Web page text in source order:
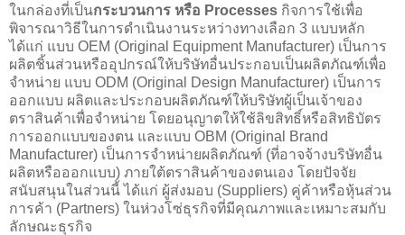
ในกล่องที่เป็นกระบวนการ หรือ Processes กิจการใช้เพื่อ
พิจารณาวิธีในการดำเนินงานระหว่างทางเลือก 3 แบบหลัก
ได้แก่ แบบ OEM (Original Equipment Manufacturer) เป็นการ
ผลิตชิ้นส่วนหรืออุปกรณ์ให้บริษัทอื่นประกอบเป็นผลิตภัณฑ์เพื่อ
จำหน่าย แบบ ODM (Original Design Manufacturer) เป็นการ
ออกแบบ ผลิตและประกอบผลิตภัณฑ์ให้บริษัทผู้เป็นเจ้าของ
ตราสินค้าเพื่อจำหน่าย โดยอนุญาตให้ใช้ลิขสิทธิ์หรือสิทธิบัตร
การออกแบบของตน และแบบ OBM (Original Brand
Manufacturer) เป็นการจำหน่ายผลิตภัณฑ์ (ที่อาจจ้างบริษัทอื่น
ผลิตหรือออกแบบ) ภายใต้ตราสินค้าของตนเอง โดยปัจจัย
สนับสนุนในส่วนนี้ ได้แก่ ผู้ส่งมอบ (Suppliers) คู่ค้าหรือหุ้นส่วน
การค้า (Partners) ในห่วงโซ่ธุรกิจที่มีคุณภาพและเหมาะสมกับ
ลักษณะธุรกิจ